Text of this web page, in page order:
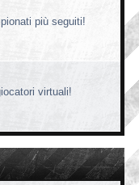
più seguiti!
virtuali!